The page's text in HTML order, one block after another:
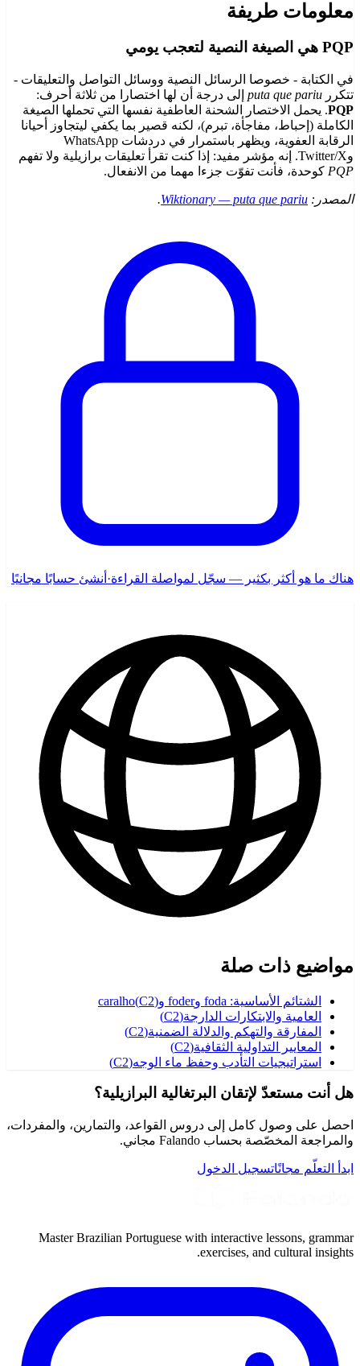
معلومات طريفة
PQP هي الصيغة النصية لتعجب يومي
في الكتابة - خصوصا الرسائل النصية ووسائل التواصل والتعليقات -
تتكرر puta que pariu إلى درجة أن لها اختصارا من ثلاثة أحرف:
PQP. يحمل الاختصار الشحنة العاطفية نفسها التي تحملها الصيغة
الكاملة (إحباط، مفاجأة، تبرم)، لكنه قصير بما يكفي ليتجاوز أحيانا
الرقابة العفوية، ويظهر باستمرار في دردشات WhatsApp
وTwitter/X. إنه مؤشر مفيد: إذا كنت تقرأ تعليقات برازيلية ولا تفهم
PQP كوحدة، فأنت تفوّت جزءا مهما من الانفعال.
المصدر: Wiktionary — puta que pariu
.
هناك ما هو أكثر بكثير — سجّل لمواصلة القراءة· أنشئ حسابًا مجانيًا
مواضيع ذات صلة
الشتائم الأساسية: foda وfoder وcaralho (C2)
العامية والابتكارات الدارجة(
C2
)
المفارقة والتهكم والدلالة الضمنية(
C2
)
المعايير التداولية الثقافية(
C2
)
استراتيجيات التأدب وحفظ ماء الوجه(
C2
)
هل أنت مستعدّ لإتقان البرتغالية البرازيلية؟
احصل على وصول كامل إلى دروس القواعد، والتمارين، والمفردات،
والمراجعة المخصّصة بحساب Falando مجاني.
ابدأ التعلّم مجانًاتسجيل الدخول
Master Brazilian Portuguese with interactive lessons, grammar
exercises, and cultural insights.